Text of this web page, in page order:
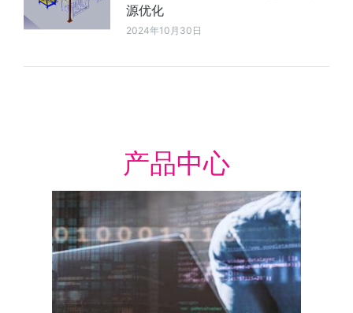
源优化
2024年10月30日
产品中心